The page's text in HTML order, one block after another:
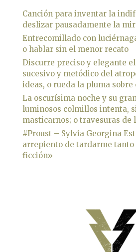
Canción para inventar la
deslizar pausadamente la
Entrecomillado con
o hablar sin el menor recato
Discurre preciso y elegante
sucesivo y metódico del
ideas, o rueda la pluma sobre
La oscurísima noche y su
luminosos colmillos intenta,
masticarnos; o travesuras de
#Proust – Sylvia Georgina
arrepiento de tardarme
ficción»